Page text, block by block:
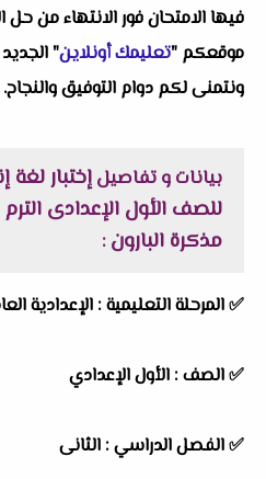
فيها الامتحان فور الانتهاء من حل
موقعكم "تعليمك أونلاين"
ونتمنى لكم دوام التوفيق والنجاح.
بيانات و تفاصيل
مذكرة البارون:
✅المرحلة التعليمية : الإعدادية
✅الصف : الأول الإعدادي
✅الفصل الدراسي : الثانى